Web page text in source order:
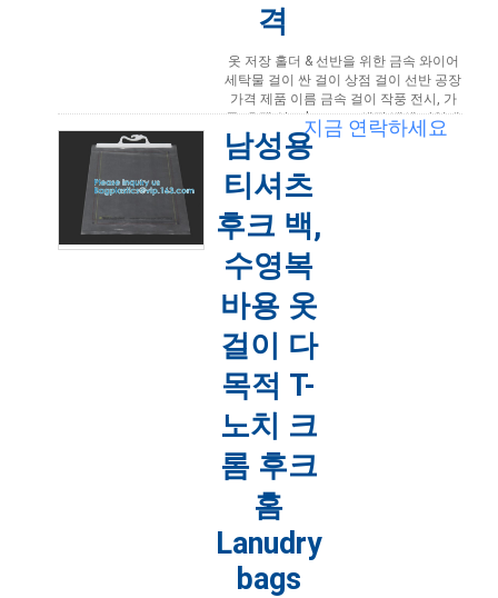
격
옷 저장 홀더 & 선반을 위한 금속 와이어
세탁물 걸이 싼 걸이 상점 걸이 선반 공장
가격 제품 이름 금속 걸이 작풍 전시, 가
구, 호텔 상표 bagease 색깔 백색 짜임새
우단 ...
더 읽어보기
남성용
티셔츠
후크 백,
수영복
바용 옷
걸이 다
목적 T-
노치 크
롬 후크
홈
Lanudry
bags
지금 연락하세요